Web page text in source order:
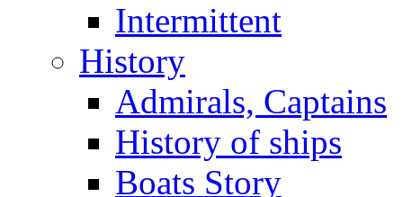
Intermittent
History
Admirals, Captains
History of ships
Boats Story